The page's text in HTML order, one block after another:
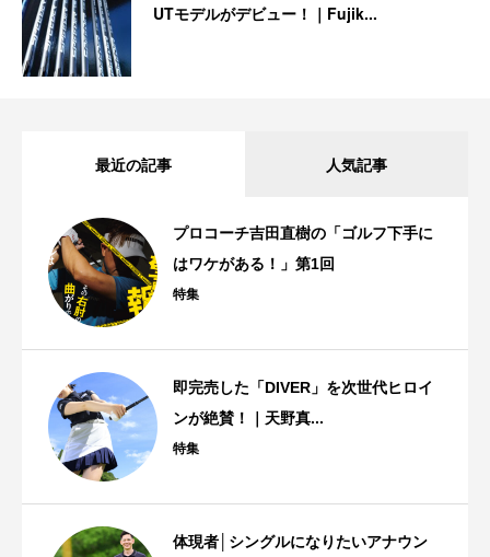
UTモデルがデビュー！｜Fujik...
最近の記事 人気記事
プロコーチ吉田直樹の「ゴルフ下手に
はワケがある！」第1回
特集
即完売した「DIVER」を次世代ヒロイ
ンが絶賛！｜天野真...
特集
体現者│シングルになりたいアナウン